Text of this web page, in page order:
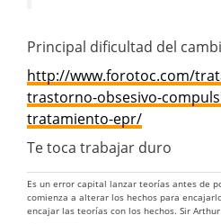
Principal dificultad del
http://www.forotoc.com/
trastorno-obsesivo-
tratamiento-epr/
Te toca trabajar duro
Es un error capital lanzar teorías antes de
comienza a alterar los hechos para
encajar las teorías con los hechos. Sir Arthur